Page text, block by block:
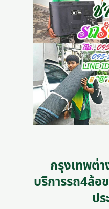
กรุงเทพต่า
บริการรถ4ล้
ปร